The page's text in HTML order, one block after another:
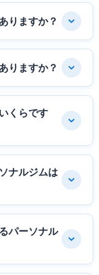
りますか？
りますか？
くらです
ナルジムは
パーソナル